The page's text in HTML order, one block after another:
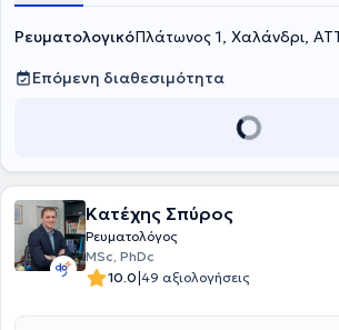
ΡευματολογικόΠλάτωνος 1, Χαλάνδρι,
Επόμενη διαθεσιμότητα
Κατέχης Σπύρος
Ρευματολόγος
MSc, PhDc
10.0|49 αξιολογήσεις